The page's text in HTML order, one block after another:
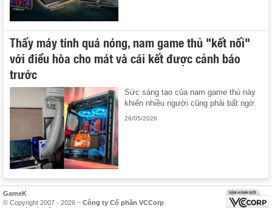
Thấy máy tính quá nóng, nam game thủ "kết nối"
với điều hòa cho mát và cái kết được cảnh báo
trước
Sức sáng tạo của nam game thủ này
khiến nhiều người cũng phải bất ngờ.
26/05/2026
GameK
© Copyright 2007 - 2026 – Công ty Cổ phần VCCorp